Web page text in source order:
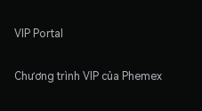
VIP Portal
Chương trình VIP của Phemex